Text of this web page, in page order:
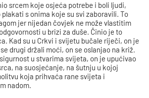
srcem koje osjeća potrebe i boli ljudi,
s onima koje su svi zaboravili. To
jer nijedan čovjek ne može vlastitim
u brizi za duše. Činio je to
Kad su u Crkvi i svijetu bučale riječi, on je
drugi držali moći, on se oslanjao na križ.
u stvarima svijeta, on je upućivao
na suosjećanje, na šutnju u kojoj
koja prihvaća rane svijeta i
nadom.